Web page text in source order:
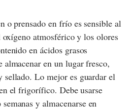
o prensado en frío es sensible al
atmosférico y los olores
en ácidos grasos
almacenar en un lugar fresco,
sellado. Lo mejor es guardar el
el frigorífico. Debe usarse
y almacenarse en